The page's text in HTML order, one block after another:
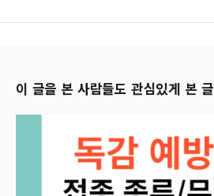
이 글을 본 사람들도 관심있게 본 글